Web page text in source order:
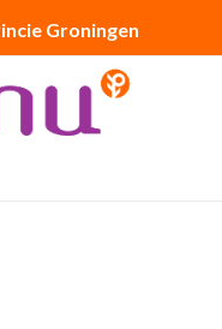
Groningen